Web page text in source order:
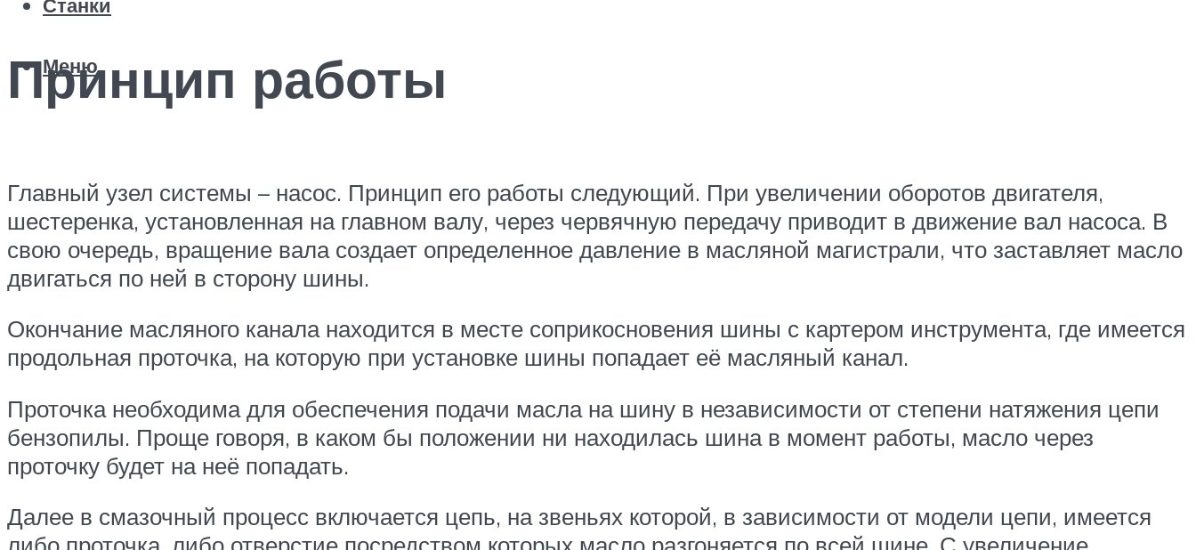
Станки
Меню
Принцип работы
Главный узел системы – насос. Принцип его работы следующий. При увеличении оборотов двигателя,
шестеренка, установленная на главном валу, через червячную передачу приводит в движение вал насоса. В
свою очередь, вращение вала создает определенное давление в масляной магистрали, что заставляет масло
двигаться по ней в сторону шины.
Окончание масляного канала находится в месте соприкосновения шины с картером инструмента, где имеется
продольная проточка, на которую при установке шины попадает её масляный канал.
Проточка необходима для обеспечения подачи масла на шину в независимости от степени натяжения цепи
бензопилы. Проще говоря, в каком бы положении ни находилась шина в момент работы, масло через
проточку будет на неё попадать.
Далее в смазочный процесс включается цепь, на звеньях которой, в зависимости от модели цепи, имеется